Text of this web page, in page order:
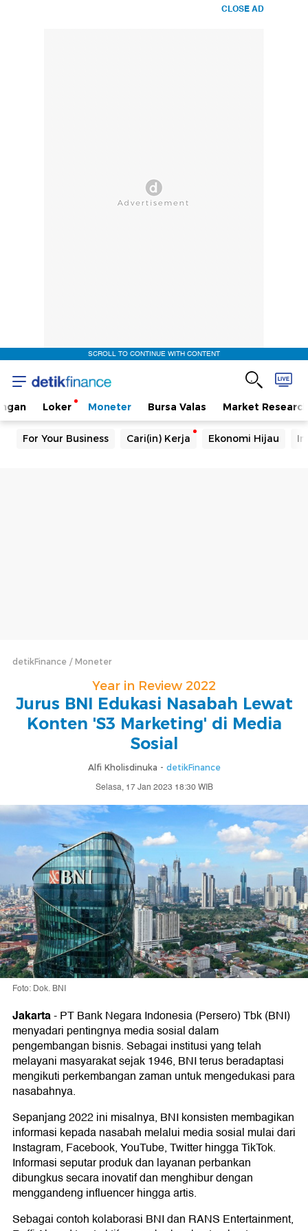
CLOSE AD
SCROLL TO CONTINUE WITH CONTENT
Loker Moneter Bursa Valas Market Research
For Your Business Cari(in) Kerja Ekonomi Hijau
detikFinance Moneter
Year in Review 2022
Jurus BNI Edukasi Nasabah Lewat
Konten 'S3 Marketing' di Media
Sosial
Alfi Kholisdinuka - detikFinance
Selasa, 17 Jan 2023 18:30 WIB
Foto: Dok. BNI
Jakarta-PT Bank Negara Indonesia (Persero) Tbk (BNI)
menyadari pentingnya media sosial dalam
pengembangan bisnis. Sebagai institusi yang telah
melayani masyarakat sejak 1946, BNI terus beradaptasi
mengikuti perkembangan zaman untuk mengedukasi para
nasabahnya.
Sepanjang 2022 ini misalnya, BNI konsisten membagikan
informasi kepada nasabah melalui media sosial mulai dari
Instagram, Facebook, YouTube, Twitter hingga TikTok.
Informasi seputar produk dan layanan perbankan
dibungkus secara inovatif dan menghibur dengan
menggandeng influencer hingga artis.
Sebagai contoh kolaborasi BNI dan RANS Entertainment,